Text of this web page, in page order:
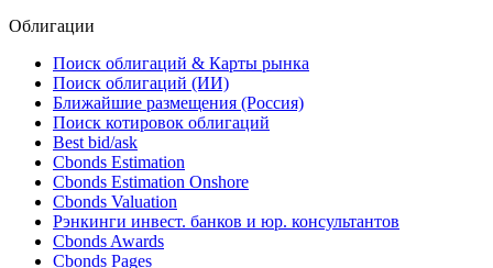
Облигации
Поиск облигаций & Карты рынка
Поиск облигаций (ИИ)
Ближайшие размещения (Россия)
Поиск котировок облигаций
Best bid/ask
Cbonds Estimation
Cbonds Estimation Onshore
Cbonds Valuation
Рэнкинги инвест. банков и юр. консультантов
Cbonds Awards
Cbonds Pages